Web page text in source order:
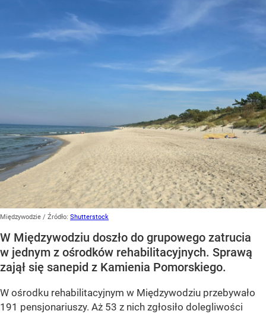
Międzywodzie / Źródło: Shutterstock
W Międzywodziu doszło do grupowego zatrucia
w jednym z ośrodków rehabilitacyjnych. Sprawą
zajął się sanepid z Kamienia Pomorskiego.
W ośrodku rehabilitacyjnym w Międzywodziu przebywało
191 pensjonariuszy. Aż 53 z nich zgłosiło dolegliwości